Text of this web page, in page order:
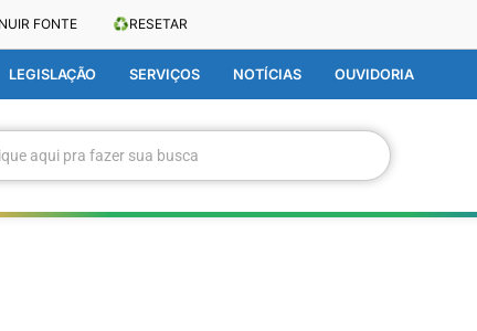
FONTE ♻️RESETAR
LEGISLAÇÃO SERVIÇOS NOTÍCIAS OUVIDORIA
aqui pra fazer sua busca